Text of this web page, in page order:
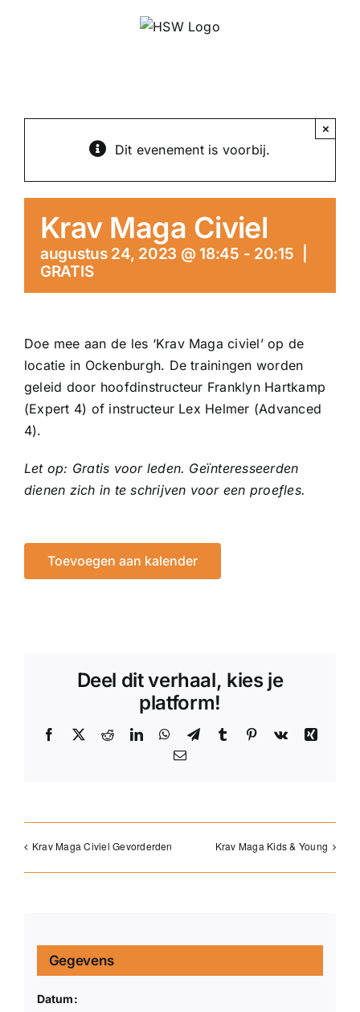
Dit evenement is voorbij.
×
Krav Maga Civiel
augustus 24, 2023 @ 18:45 - 20:15
GRATIS
Doe mee aan de les ‘Krav Maga civiel’ op de
locatie in Ockenburgh. De trainingen worden
geleid door hoofdinstructeur Franklyn Hartkamp
(Expert 4) of instructeur Lex Helmer (Advanced
4).
Let op: Gratis voor leden. Geïnteresseerden
dienen zich in te schrijven voor een proefles.
Toevoegen aan kalender
Deel dit verhaal, kies je
platform!
Facebook
X RedditLinkedInWhatsApp
TelegramTumblr Pinterest
Vk
Xing
E-
Krav Maga Civiel Gevorderden Krav Maga Kids & Young
Gegevens
Datum: